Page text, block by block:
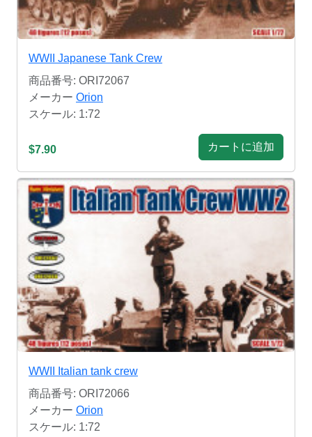
WWII Japanese Tank Crew
商品番号: ORI72067
メーカー Orion
スケール: 1:72
$7.90 カートに追加
WWII Italian tank crew
商品番号: ORI72066
メーカー Orion
スケール: 1:72